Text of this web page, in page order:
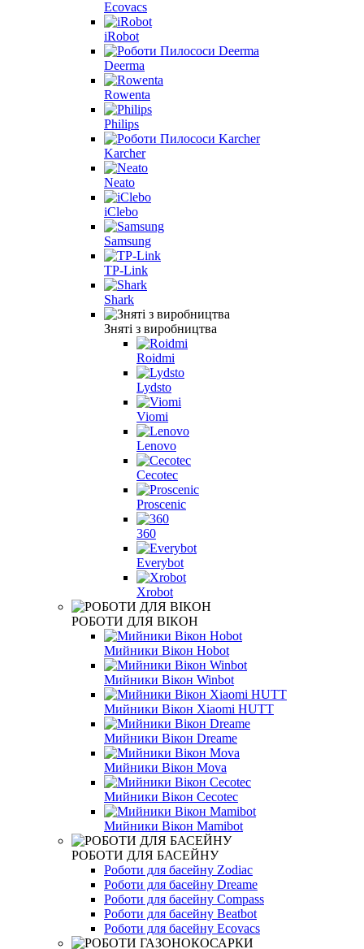
Ecovacs
iRobot
Deerma
Rowenta
Philips
Karcher
Neato
iClebo
Samsung
TP-Link
Shark
Зняті з виробництва
Roidmi
Lydsto
Viomi
Lenovo
Cecotec
Proscenic
360
Everybot
Xrobot
РОБОТИ ДЛЯ ВІКОН
Мийники Вікон Hobot
Мийники Вікон Winbot
Мийники Вікон Xiaomi HUTT
Мийники Вікон Dreame
Мийники Вікон Mova
Мийники Вікон Сecotec
Мийники Вікон Mamibot
РОБОТИ ДЛЯ БАСЕЙНУ
Роботи для басейну Zodiac
Роботи для басейну Dreame
Роботи для басейну Compass
Роботи для басейну Beatbot
Роботи для басейну Ecovacs